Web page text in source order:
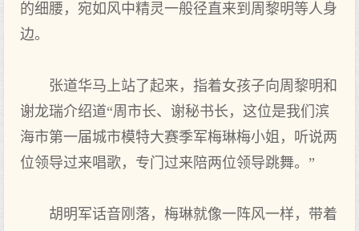
的细腰，宛如风中精灵一般径直来到周黎明等人身
边。
张道华马上站了起来，指着女孩子向周黎明和
谢龙瑞介绍道“周市长、谢秘书长，这位是我们滨
海市第一届城市模特大赛季军梅琳梅小姐，听说两
位领导过来唱歌，专门过来陪两位领导跳舞。”
胡明军话音刚落，梅琳就像一阵风一样，带着